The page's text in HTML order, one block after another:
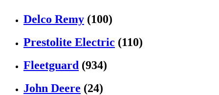
Delco Remy (100)
Prestolite Electric (110)
Fleetguard (934)
John Deere (24)